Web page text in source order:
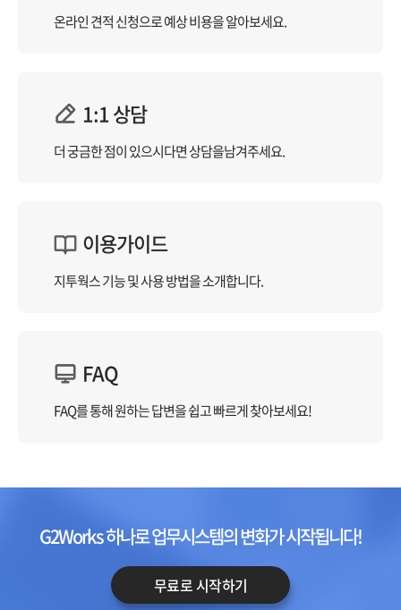
온라인 견적 신청으로예상 비용을 알아보세요.
1:1 상담
더 궁금한 점이 있으시다면상담을남겨주세요.
이용가이드
지투웍스 기능 및사용 방법을 소개합니다.
FAQ
FAQ를 통해 원하는 답변을쉽고 빠르게 찾아보세요!
G2Works 하나로 업무시스템의 변화가 시작됩니다!
무료로 시작하기